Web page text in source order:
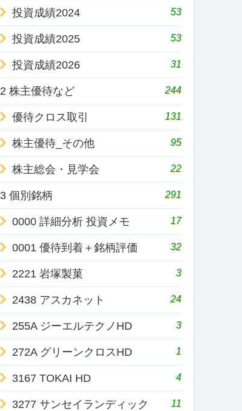
投資成績2024 53
投資成績2025 53
投資成績2026 31
2 株主優待など 244
優待クロス取引 131
株主優待_その他 95
株主総会・見学会 22
3 個別銘柄 291
0000 詳細分析 投資メモ 17
0001 優待到着＋銘柄評価 32
2221 岩塚製菓 3
2438 アスカネット 24
255A ジーエルテクノHD 3
272A グリーンクロスHD 1
3167 TOKAI HD 4
3277 サンセイランディック 11